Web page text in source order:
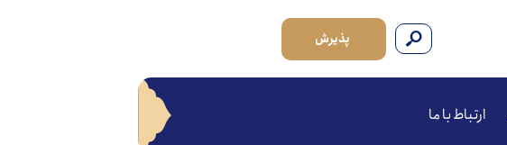
پذیرش
ارتباط با ما